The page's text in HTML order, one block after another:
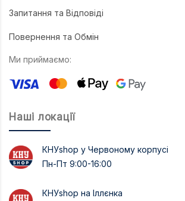
Запитання та Відповіді
Повернення та Обмін
Ми приймаємо:
Наші локації
КНУshop у Червоному корпусі
Пн-Пт 9:00-16:00
КНУshop на Іллєнка